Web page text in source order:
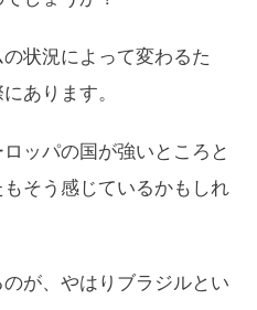
状況によって変わるた
あります。
ッパの国が強いところと
そう感じているかもしれ
が、やはりブラジルとい